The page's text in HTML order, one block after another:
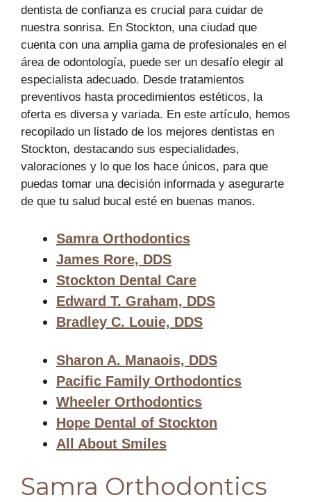
dentista de confianza es crucial para cuidar de
nuestra sonrisa. En Stockton, una ciudad que
cuenta con una amplia gama de profesionales en el
área de odontología, puede ser un desafío elegir al
especialista adecuado. Desde tratamientos
preventivos hasta procedimientos estéticos, la
oferta es diversa y variada. En este artículo, hemos
recopilado un listado de los mejores dentistas en
Stockton, destacando sus especialidades,
valoraciones y lo que los hace únicos, para que
puedas tomar una decisión informada y asegurarte
de que tu salud bucal esté en buenas manos.
Samra Orthodontics
James Rore, DDS
Stockton Dental Care
Edward T. Graham, DDS
Bradley C. Louie, DDS
Sharon A. Manaois, DDS
Pacific Family Orthodontics
Wheeler Orthodontics
Hope Dental of Stockton
All About Smiles
Samra Orthodontics